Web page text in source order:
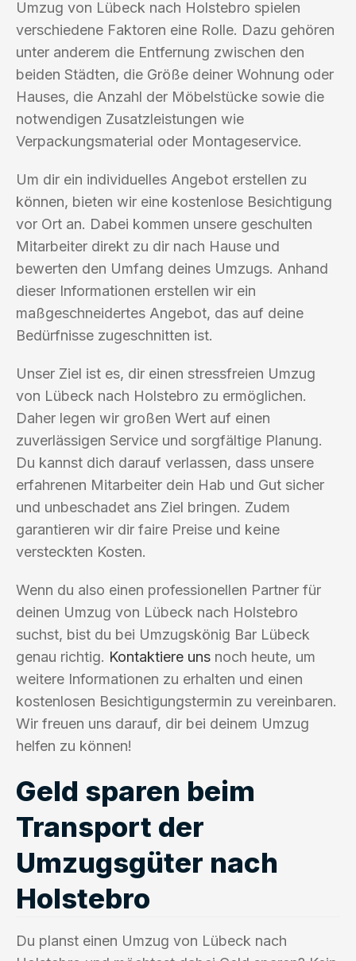
Umzug von Lübeck nach Holstebro spielen
verschiedene Faktoren eine Rolle. Dazu gehören
unter anderem die Entfernung zwischen den
beiden Städten, die Größe deiner Wohnung oder
Hauses, die Anzahl der Möbelstücke sowie die
notwendigen Zusatzleistungen wie
Verpackungsmaterial oder Montageservice.
Um dir ein individuelles Angebot erstellen zu
können, bieten wir eine kostenlose Besichtigung
vor Ort an. Dabei kommen unsere geschulten
Mitarbeiter direkt zu dir nach Hause und
bewerten den Umfang deines Umzugs. Anhand
dieser Informationen erstellen wir ein
maßgeschneidertes Angebot, das auf deine
Bedürfnisse zugeschnitten ist.
Unser Ziel ist es, dir einen stressfreien Umzug
von Lübeck nach Holstebro zu ermöglichen.
Daher legen wir großen Wert auf einen
zuverlässigen Service und sorgfältige Planung.
Du kannst dich darauf verlassen, dass unsere
erfahrenen Mitarbeiter dein Hab und Gut sicher
und unbeschadet ans Ziel bringen. Zudem
garantieren wir dir faire Preise und keine
versteckten Kosten.
Wenn du also einen professionellen Partner für
deinen Umzug von Lübeck nach Holstebro
suchst, bist du bei Umzugskönig Bar Lübeck
genau richtig. Kontaktiere uns noch heute, um
weitere Informationen zu erhalten und einen
kostenlosen Besichtigungstermin zu vereinbaren.
Wir freuen uns darauf, dir bei deinem Umzug
helfen zu können!
Geld sparen beim
Transport der
Umzugsgüter nach
Holstebro
Du planst einen Umzug von Lübeck nach